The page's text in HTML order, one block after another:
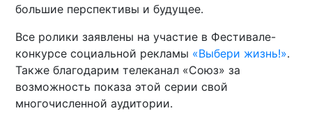
большие перспективы и будущее.
Все ролики заявлены на участие в Фестивале-
конкурсе социальной рекламы «Выбери жизнь!».
Также благодарим телеканал «Союз» за
возможность показа этой серии свой
многочисленной аудитории.